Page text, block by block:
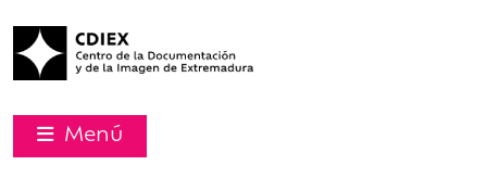
Menú